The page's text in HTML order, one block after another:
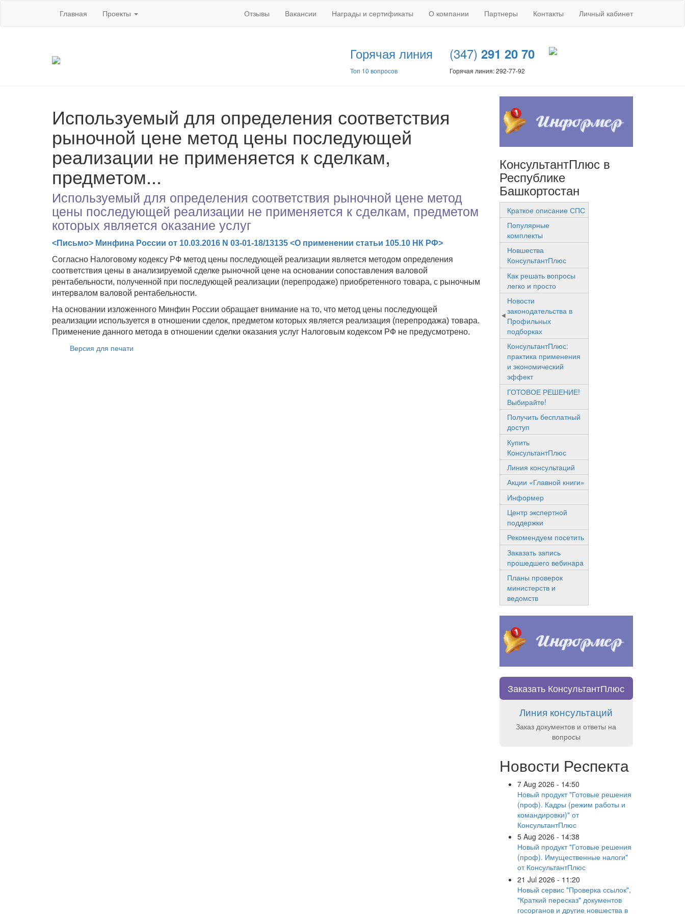
Главная Проекты Отзывы Вакансии Награды и сертификаты О компании Партнеры Контакты Личный кабинет
Горячая линия
Топ 10 вопросов
(347) 291 20 70
Горячая линия: 292-77-92
Используемый для определения соответствия
рыночной цене метод цены последующей
реализации не применяется к сделкам,
предметом...
Используемый для определения соответствия рыночной цене метод
цены последующей реализации не применяется к сделкам, предметом
которых является оказание услуг
<Письмо> Минфина России от 10.03.2016 N 03-01-18/13135 <О применении статьи 105.10 НК РФ>
Согласно Налоговому кодексу РФ метод цены последующей реализации является методом определения
соответствия цены в анализируемой сделке рыночной цене на основании сопоставления валовой
рентабельности, полученной при последующей реализации (перепродаже) приобретенного товара, с рыночным
интервалом валовой рентабельности.
На основании изложенного Минфин России обращает внимание на то, что метод цены последующей
реализации используется в отношении сделок, предметом которых является реализация (перепродажа) товара.
Применение данного метода в отношении сделки оказания услуг Налоговым кодексом РФ не предусмотрено.
Версия для печати
КонсультантПлюс в
Республике
Башкортостан
Краткое описание СПС
Популярные
комплекты
Новшества
КонсультантПлюс
Как решать вопросы
легко и просто
Новости
законодательства в
Профильных
подборках
КонсультантПлюс:
практика применения
и экономический
эффект
ГОТОВОЕ РЕШЕНИЕ!
Выбирайте!
Получить бесплатный
доступ
Купить
КонсультантПлюс
Линия консультаций
Акции «Главной книги»
Информер
Центр экспертной
поддержки
Рекомендуем посетить
Заказать запись
прошедшего вебинара
Планы проверок
министерств и
ведомств
Заказать КонсультантПлюс
Линия консультаций
Заказ документов и ответы на
вопросы
Новости Респекта
7 Aug 2026 - 14:50
Новый продукт "Готовые решения
(проф). Кадры (режим работы и
командировки)" от
КонсультантПлюс
5 Aug 2026 - 14:38
Новый продукт "Готовые решения
(проф). Имущественные налоги"
от КонсультантПлюс
21 Jul 2026 - 11:20
Новый сервис "Проверка ссылок",
"Краткий пересказ" документов
госорганов и другие новшества в